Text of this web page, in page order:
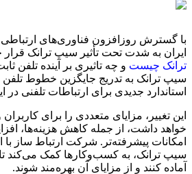
با گسترش روزافزون فناوری‌های ارتباطی
ایران به شدت تحت تأثیر سیپ ترانک
ترانک چیست و چه تاثیری بر آینده تلفن
سیپ ترانک به تدریج جایگزین خطوط
استاندارد جدیدی برای ارتباطات تلفنی
این تغییر، مزایای متعددی را برای
خواهد داشت، از جمله کاهش هزینه‌ها،
امکانات پیشرفته‌تر. شرکت ارتباط ساز با
سیپ ترانک، به کسب‌وکارها کمک می‌کند تا
آماده کنند و از مزایای آن بهره‌مند شوند.